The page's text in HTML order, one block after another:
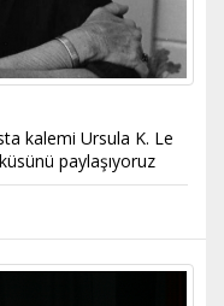
kalemi Ursula K. Le
paylaşıyoruz